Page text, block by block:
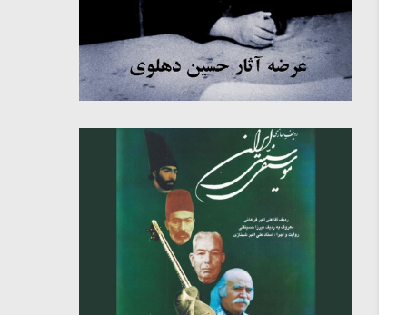
میکلوش روژا